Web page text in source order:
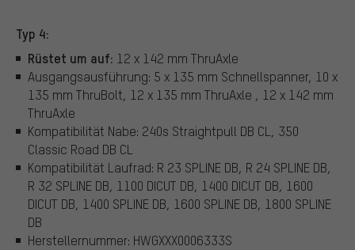
Typ 4:
Rüstet um auf: 12 x 142 mm ThruAxle
Ausgangsausführung: 5 x 135 mm Schnellspanner, 10 x
135 mm ThruBolt, 12 x 135 mm ThruAxle , 12 x 142 mm
ThruAxle
Kompatibilität Nabe: 240s Straightpull DB CL, 350
Classic Road DB CL
Kompatibilität Laufrad: R 23 SPLINE DB, R 24 SPLINE DB,
R 32 SPLINE DB, 1100 DICUT DB, 1400 DICUT DB, 1600
DICUT DB, 1400 SPLINE DB, 1600 SPLINE DB, 1800 SPLINE
DB
Herstellernummer: HWGXXX0006333S